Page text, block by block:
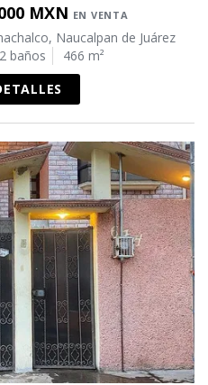
MXN EN VENTA
Naucalpan de Juárez
2 baños
466 m²